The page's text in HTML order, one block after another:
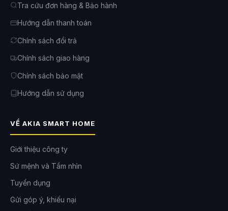
Tra cứu đơn hàng & Bảo hành
Hướng dẫn thanh toán
Chính sách đổi trả
Chính sách giao hàng
Chính sách bảo mật
Hướng dẫn sử dụng
VỀ AKIA SMART HOME
Giới thiệu công ty
Sứ mệnh và Tầm nhìn
Tuyển dụng
Gửi góp ý, khiếu nại